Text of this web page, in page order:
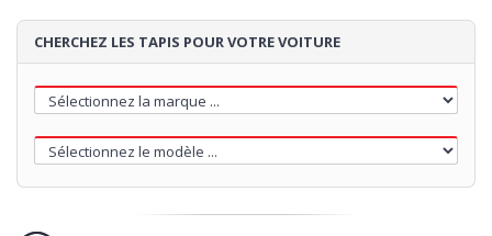
CHERCHEZ LES TAPIS POUR VOTRE VOITURE